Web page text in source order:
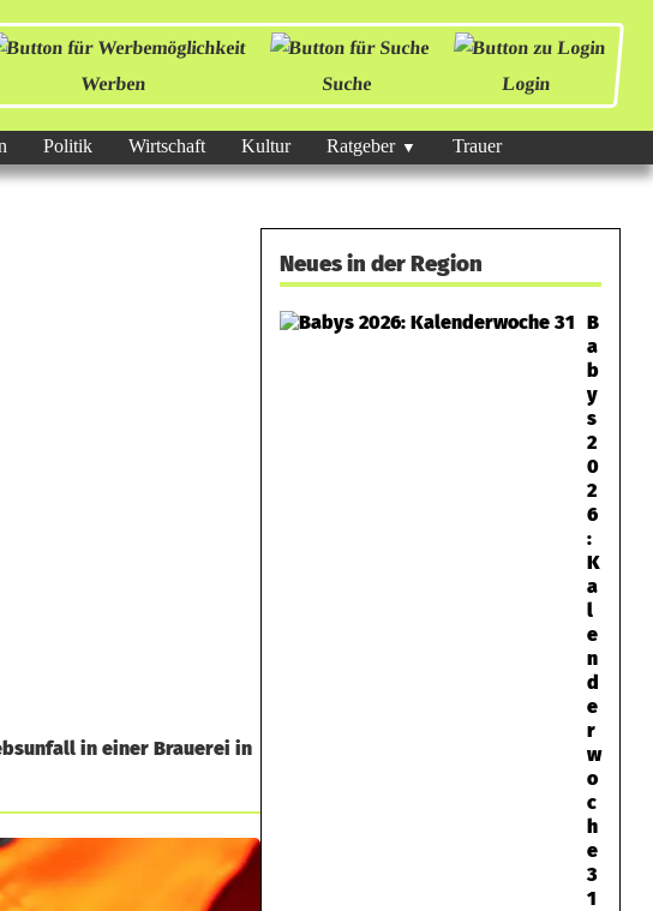
Werben Suche Login
Politik Wirtschaft Kultur Ratgeber Trauer
in einer Brauerei in
Neues in der Region
B
a
b
y
s
2
0
2
6
:
K
a
l
e
n
d
e
r
w
o
c
h
e
3
1